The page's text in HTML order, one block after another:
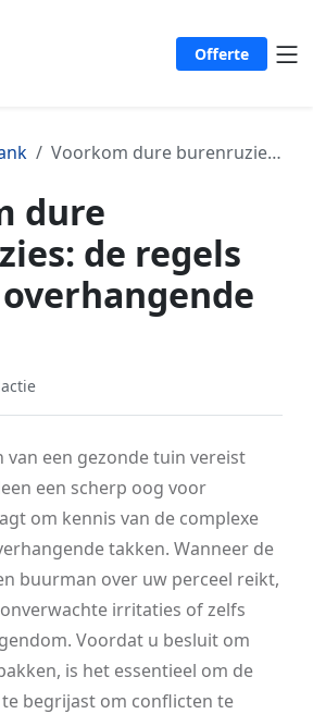
Offerte
Voorkom dure burenruzies: de regels rondom overhangende takken
dure
de regels
een gezonde tuin vereist
een scherp oog voor
om kennis van de complexe
takken. Wanneer de
buurman over uw perceel reikt,
irritaties of zelfs
Voordat u besluit om
is het essentieel om de
begrijast om conflicten te